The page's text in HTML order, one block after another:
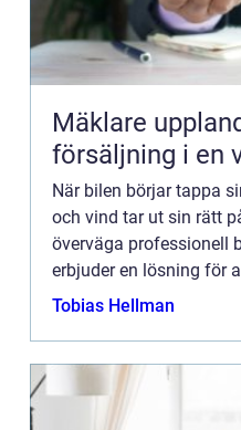
Mäklare upplands
försäljning i en
När bilen börjar tappa
och vind tar ut sin rätt
överväga professionell
erbjuder en lösning för
Tobias Hellman